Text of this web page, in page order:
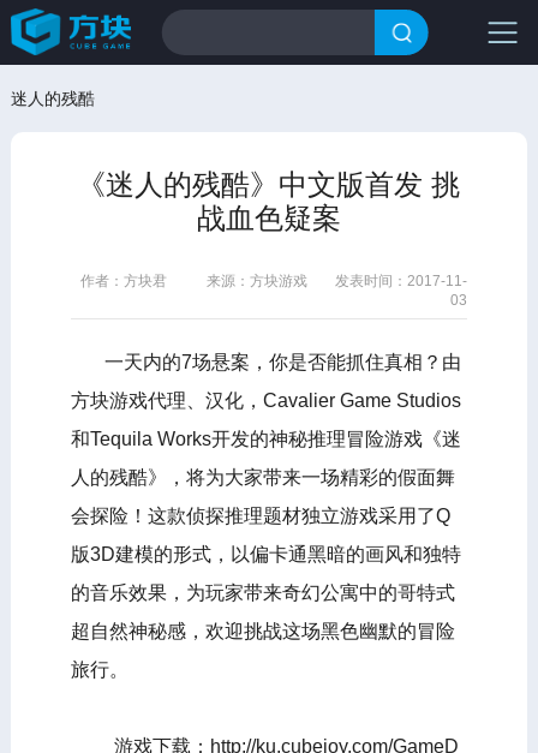
迷人的残酷
《迷人的残酷》中文版首发 挑
战血色疑案
作者：方块君 来源：方块游戏
发表时间：2017-11-
03
一天内的7场悬案，你是否能抓住真相？由
方块游戏代理、汉化，Cavalier Game Studios
和Tequila Works开发的神秘推理冒险游戏《迷
人的残酷》，将为大家带来一场精彩的假面舞
会探险！这款侦探推理题材独立游戏采用了Q
版3D建模的形式，以偏卡通黑暗的画风和独特
的音乐效果，为玩家带来奇幻公寓中的哥特式
超自然神秘感，欢迎挑战这场黑色幽默的冒险
旅行。
游戏下载：http://ku.cubejoy.com/GameD